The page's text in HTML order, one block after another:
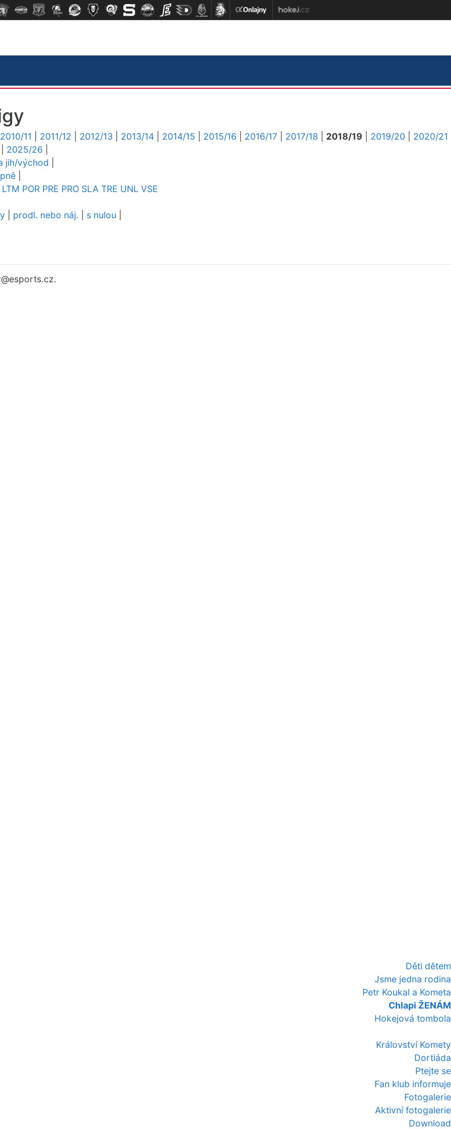
Děti dětem
Jsme jedna rodina
Petr Koukal a Kometa
Chlapi ŽENÁM
Hokejová tombola
Království Komety
Dortiáda
Ptejte se
Fan klub informuje
Fotogalerie
Aktivní fotogalerie
Download
2010/11 2011/12 2012/13 2013/14 2014/15 2015/16 2016/17 2017/18 2018/19 2019/20
2020/21
2025/26
jih/východ
LTM POR PRE PRO SLA TRE UNL VSE
prodl. nebo náj. s nulou
@esports.cz.